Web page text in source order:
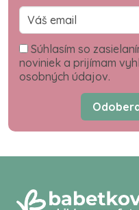
Súhlasím so
noviniek a prijímam
osobných údajov.